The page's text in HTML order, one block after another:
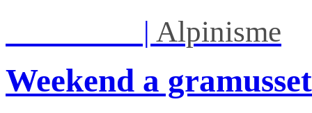
| Alpinisme
Weekend a gramusset